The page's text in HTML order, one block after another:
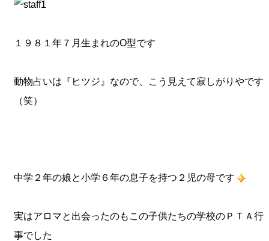
１９８１年７月生まれのO型です
動物占いは『ヒツジ』なので、こう見えて寂しがりやです
（笑）
中学２年の娘と小学６年の息子を持つ２児の母です
実はアロマと出会ったのもこの子供たちの学校のＰＴＡ行
事でした